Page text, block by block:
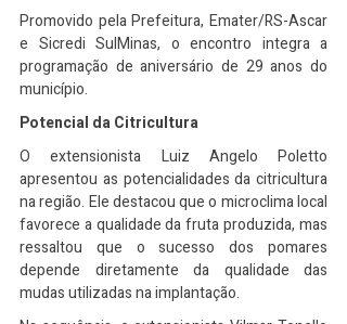
Promovido pela Prefeitura, Emater/RS-Ascar
e Sicredi SulMinas, o encontro integra a
programação de aniversário de 29 anos do
município.
Potencial da Citricultura
O extensionista Luiz Angelo Poletto
apresentou as potencialidades da citricultura
na região. Ele destacou que o microclima local
favorece a qualidade da fruta produzida, mas
ressaltou que o sucesso dos pomares
depende diretamente da qualidade das
mudas utilizadas na implantação.